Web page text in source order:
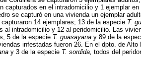
capturados en el intradomicilio y 1 ejemplar
se capturó en una vivienda un ejemplar
14 ejemplares; 13 de la especie T.
al intradomicilio y 12 al peridomicilio. Las
5 de la especie T. guasayana y 89 de la
infestadas fueron 26. En el dpto. de Alto
y 3 de la especie T. sordida, todos del